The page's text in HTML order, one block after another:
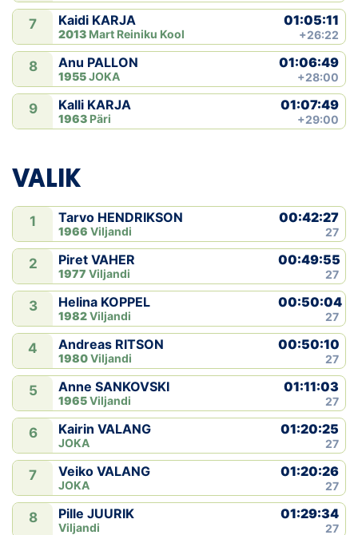
7 Kaidi KARJA
2013 Mart Reiniku Kool
01:05:11
+26:22
8 Anu PALLON
1955JOKA
01:06:49
+28:00
9 Kalli KARJA
1963 Päri
01:07:49
+29:00
VALIK
1 Tarvo HENDRIKSON
1966 Viljandi
00:42:27
27
2 Piret VAHER
1977 Viljandi
00:49:55
27
3 Helina KOPPEL
1982Viljandi
00:50:04
27
4 Andreas RITSON
1980Viljandi
00:50:10
27
5 Anne SANKOVSKI
1965Viljandi
01:11:03
27
6 Kairin VALANG
JOKA
01:20:25
27
7 Veiko VALANG
JOKA
01:20:26
27
8 Pille JUURIK
Viljandi
01:29:34
27